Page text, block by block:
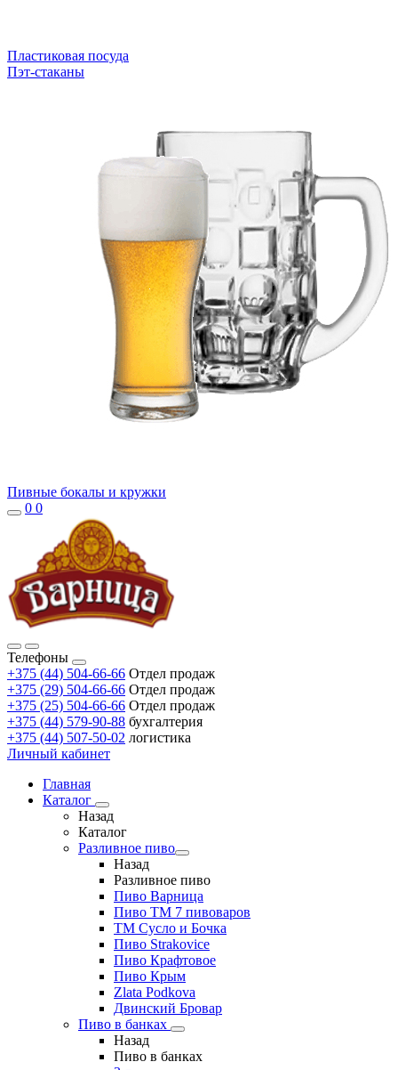
Пластиковая посуда
Пэт-стаканы
Пивные бокалы и кружки
0 0
Телефоны
+375 (44) 504-66-66 Отдел продаж
+375 (29) 504-66-66 Отдел продаж
+375 (25) 504-66-66 Отдел продаж
+375 (44) 579-90-88 бухгалтерия
+375 (44) 507-50-02 логистика
Личный кабинет
Главная
Каталог
Назад
Каталог
Разливное пиво
Назад
Разливное пиво
Пиво Варница
Пиво ТМ 7 пивоваров
ТМ Сусло и Бочка
Пиво Strakovice
Пиво Крафтовое
Пиво Крым
Zlata Podkova
Двинский Бровар
Пиво в банках
Назад
Пиво в банках